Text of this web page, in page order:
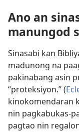
Ano an
manungod
Sinasabi kan
madunong na
pakinabang asin
“proteksiyon.” (
kinokomendaran
nin pagkabukas-
pagtao nin